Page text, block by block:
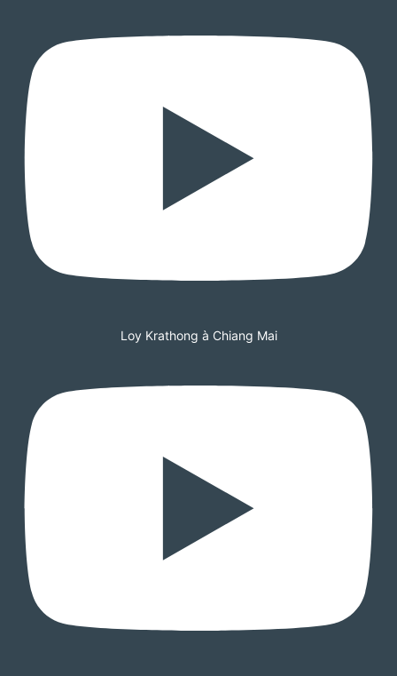
Loy Krathong à Chiang Mai